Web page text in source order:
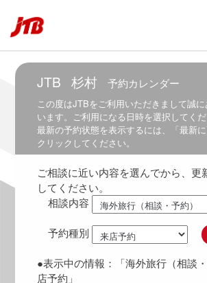
JTB 杉村 予約カレンダー
この度はJTBをご利用いただきまして誠
います。ご利用になる日時を選択してくだ
最新の予約状態を表示するには、「最新
クリックしてください。
ご相談に近い内容を選んでから、更
してください。
相談内容
予約種別
●表示中の情報： 「海外旅行（相談
店予約」
～
7:30
6:00
～
8:00
6:30
～
8:30
7:00
9:00
7:30
～
10:00